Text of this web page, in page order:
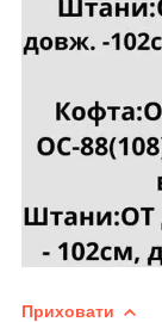
Приховати